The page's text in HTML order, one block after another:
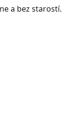
a bez starostí.